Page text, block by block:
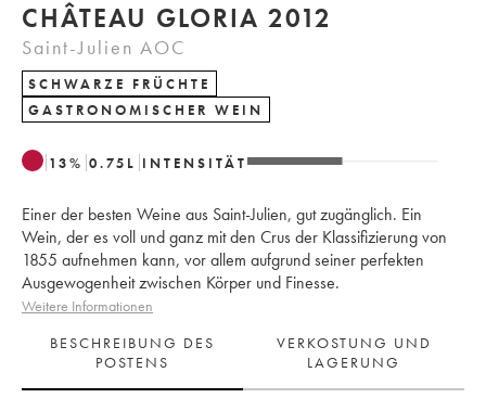
CHÂTEAU GLORIA 2012
Saint-Julien AOC
SCHWARZE FRÜCHTE
GASTRONOMISCHER WEIN
13% 0.75 L INTENSITÄT
Einer der besten Weine aus Saint-Julien, gut zugänglich. Ein
Wein, der es voll und ganz mit den Crus der Klassifizierung von
1855 aufnehmen kann, vor allem aufgrund seiner perfekten
Ausgewogenheit zwischen Körper und Finesse.
Weitere Informationen
BESCHREIBUNG DES
POSTENS
VERKOSTUNG UND
LAGERUNG